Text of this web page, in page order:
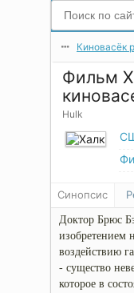
Киновасёк
Фильм
Hulk
Синопсис
Доктор Брюс
изобретением
воздействию
- существо
которое в